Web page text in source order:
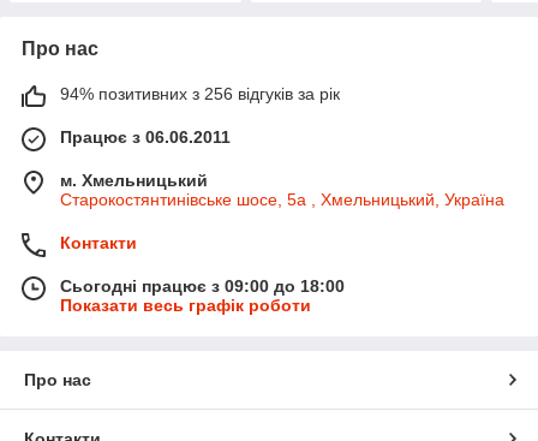
Про нас
94% позитивних з 256 відгуків за рік
Працює з 06.06.2011
м. Хмельницький
Старокостянтинівське шосе, 5а , Хмельницький, Україна
Контакти
Сьогодні працює з 09:00 до 18:00
Показати весь графік роботи
Про нас